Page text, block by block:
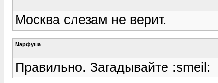
Москва слезам не верит.
Марфуша
Правильно. Загадывайте :smeil: